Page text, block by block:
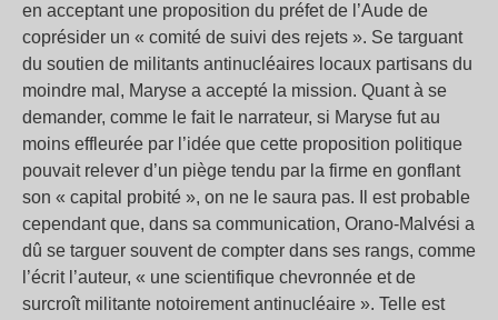
en acceptant une proposition du préfet de l’Aude de
coprésider un « comité de suivi des rejets ». Se targuant
du soutien de militants antinucléaires locaux partisans du
moindre mal, Maryse a accepté la mission. Quant à se
demander, comme le fait le narrateur, si Maryse fut au
moins effleurée par l’idée que cette proposition politique
pouvait relever d’un piège tendu par la firme en gonflant
son « capital probité », on ne le saura pas. Il est probable
cependant que, dans sa communication, Orano-Malvési a
dû se targuer souvent de compter dans ses rangs, comme
l’écrit l’auteur, « une scientifique chevronnée et de
surcroît militante notoirement antinucléaire ». Telle est